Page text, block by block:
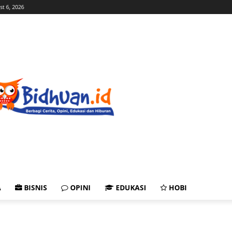
6, 2026
BISNIS OPINI EDUKASI HOBI